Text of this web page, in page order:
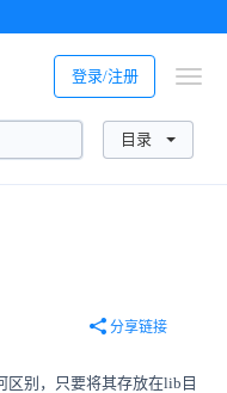
登录/注册
目录
分享链接
区别，只要将其存放在lib目